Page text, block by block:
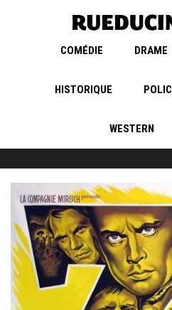
COMÉDIE DRAME
HISTORIQUE
WESTERN